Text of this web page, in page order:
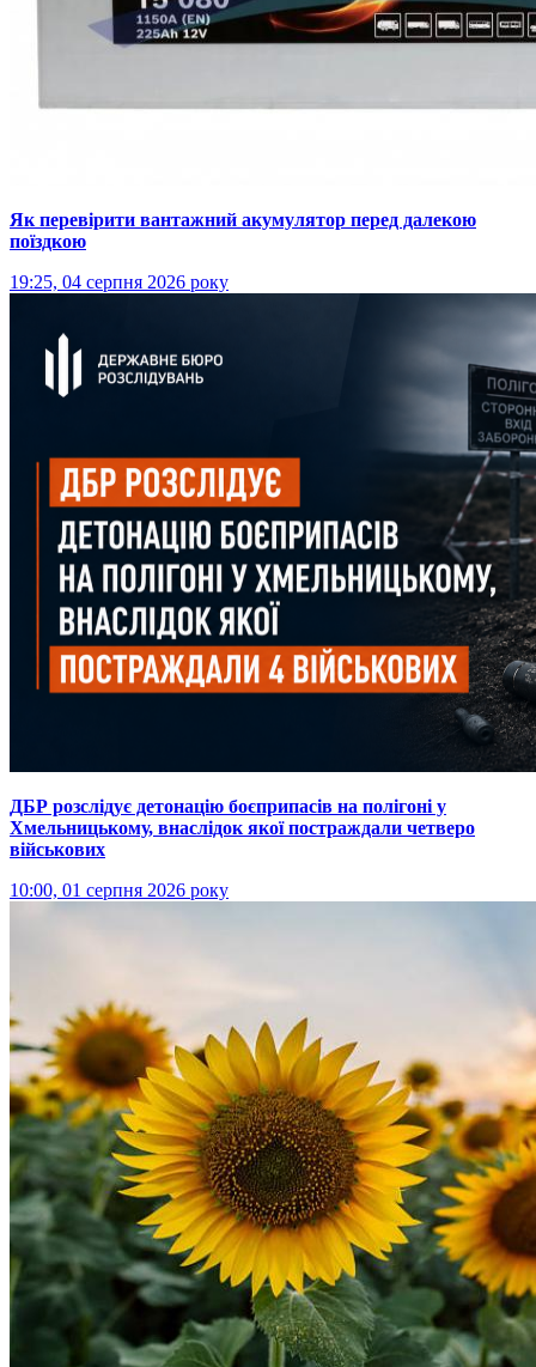
Як перевірити вантажний акумулятор перед далекою
поїздкою
19:25, 04 серпня 2026 року
ДБР розслідує детонацію боєприпасів на полігоні у
Хмельницькому, внаслідок якої постраждали четверо
військових
10:00, 01 серпня 2026 року